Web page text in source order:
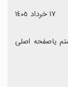
١٧ خرداد ١٤٠٥